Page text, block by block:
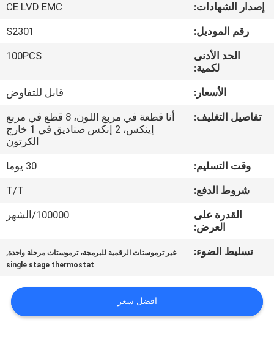
معلومات
في
المعمل
رقابة
جودة
اطلب
اقتباس
إصدار الشهادات:
CE LVD EMC
رقم الموديل:
S2301
الحد الأدنى
لكمية:
100PCS
الأسعار:
قابل للتفاوض
تفاصيل التغليف:
أنا قطعة في مربع اللون، 8 قطع في مربع
إينكس، 2 إنكس صناديق في 1 خارج
الكرتون
وقت التسليم:
30 يوما
شروط الدفع:
T/T
القدرة على
العرض:
100000/الشهر
تسليط الضوء: غير ترموستات الرقمية للبرمجة، ترموستات مرحلة واحدة,
single stage thermostat
افضل سعر